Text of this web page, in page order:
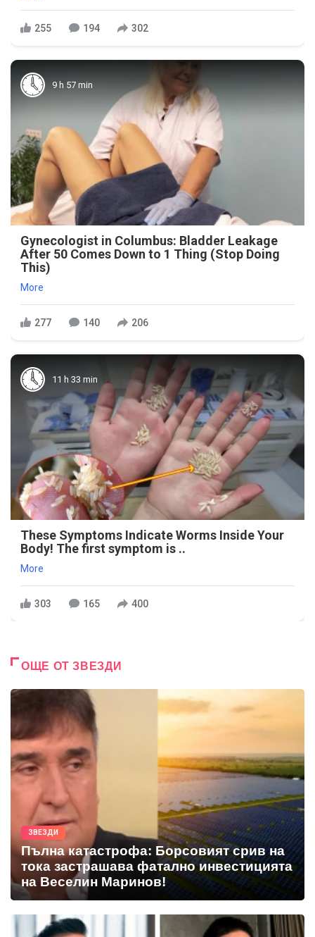
255 194 302
9 h 57 min
Gynecologist in Columbus: Bladder Leakage
After 50 Comes Down to 1 Thing (Stop Doing
This)
More
277 140 206
11 h 33 min
These Symptoms Indicate Worms Inside Your
Body! The first symptom is ..
More
303 165 400
ОЩЕ ОТ ЗВЕЗДИ
ЗВЕЗДИ
Пълна катастрофа: Борсовият срив на
тока застрашава фатално инвестицията
на Веселин Маринов!